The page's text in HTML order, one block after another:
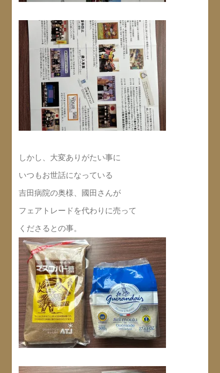
しかし、大変ありがたい事に
いつもお世話になっている
吉田病院の奥様、國田さんが
フェアトレードを代わりに売って
くださるとの事。